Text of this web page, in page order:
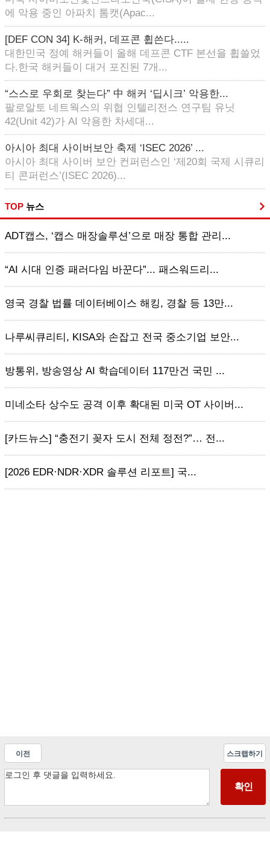
에 악용 중인 아파치 톰캣(Apac...
[DEF CON 34] K-해커, 데프콘 휩쓴다.....
대한민국 정예 해커들이 올해 데프콘 CTF 본선을 휩쓸었
다.한국 해커들이 대거 포진된 7개...
“스스로 우회로 찾는다” 中 해커 ‘딥시크’ 악용한...
팔로알토 네트웍스의 위협 인텔리전스 연구팀 유닛
42(Unit 42)가 AI 악용한 차세대...
아시아 최대 사이버보안 축제 ‘ISEC 2026’ ...
아시아 최대 사이버 보안 컨퍼런스인 ‘제20회 국제 시큐리
티 콘퍼런스’(ISEC 2026)...
TOP 뉴스
ADT캡스, ‘캡스 매장솔루션’으로 매장 통합 관리...
“AI 시대 인증 패러다임 바꾼다”... 패스워드리...
영국 경찰 법률 데이터베이스 해킹, 경찰 등 13만...
나루씨큐리티, KISA와 손잡고 전국 중소기업 보안...
방통위, 방송영상 AI 학습데이터 117만건 국민 ...
미네소타 상수도 공격 이후 확대된 미국 OT 사이버...
[카드뉴스] “충전기 꽂자 도시 전체 정전?”… 전...
[2026 EDR·NDR·XDR 솔루션 리포트] 국...
이전 스크랩하기